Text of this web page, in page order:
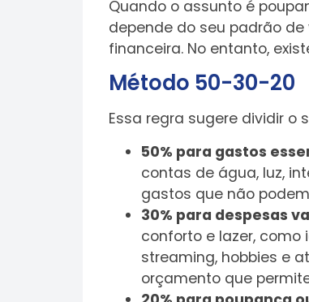
Quando o assunto é
depende do seu padrão
financeira. No entanto,
Método 50-30-20
Essa regra sugere dividir o
50% para gastos
contas de água, luz,
gastos que não
30% para despesas
conforto e lazer,
streaming, hobbies e
orçamento que